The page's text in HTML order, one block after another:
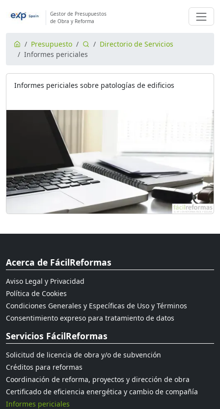
Gestor de Presupuestos
de Obra y Reforma
Presupuesto
Directorio de Servicios
Informes periciales
Informes periciales sobre patologías de edificios
Acerca de FácilReformas
Aviso Legal y Privacidad
Política de Cookies
Condiciones Generales y Específicas de Uso y Términos
Consentimiento expreso para tratamiento de datos
Servicios FácilReformas
Solicitud de licencia de obra y/o de subvención
Créditos para reformas
Coordinación de reforma, proyectos y dirección de obra
Certificado de eficiencia energética y cambio de compañía
Informes periciales